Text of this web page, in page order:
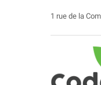
1 rue de la